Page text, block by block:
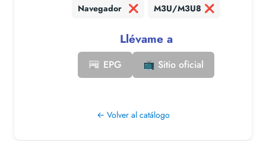
Navegador ❌ M3U/M3U8 ❌
Llévame a
📰 EPG 📺 Sitio oficial
← Volver al catálogo